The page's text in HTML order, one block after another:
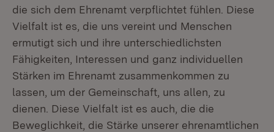
die sich dem Ehrenamt verpflichtet fühlen. Diese
Vielfalt ist es, die uns vereint und Menschen
ermutigt sich und ihre unterschiedlichsten
Fähigkeiten, Interessen und ganz individuellen
Stärken im Ehrenamt zusammenkommen zu
lassen, um der Gemeinschaft, uns allen, zu
dienen. Diese Vielfalt ist es auch, die die
Beweglichkeit, die Stärke unserer ehrenamtlichen